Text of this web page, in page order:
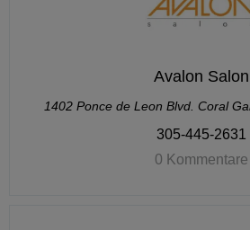
Avalon Salon
1402 Ponce de Leon Blvd. Coral
305-445-2631
0 Kommentare